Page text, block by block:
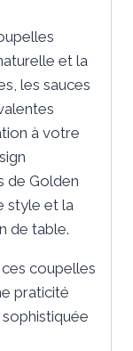
et la
les sauces
à votre
de Golden
style et la
de table.
ces coupelles
praticité